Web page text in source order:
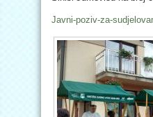
Javni-poziv-za-